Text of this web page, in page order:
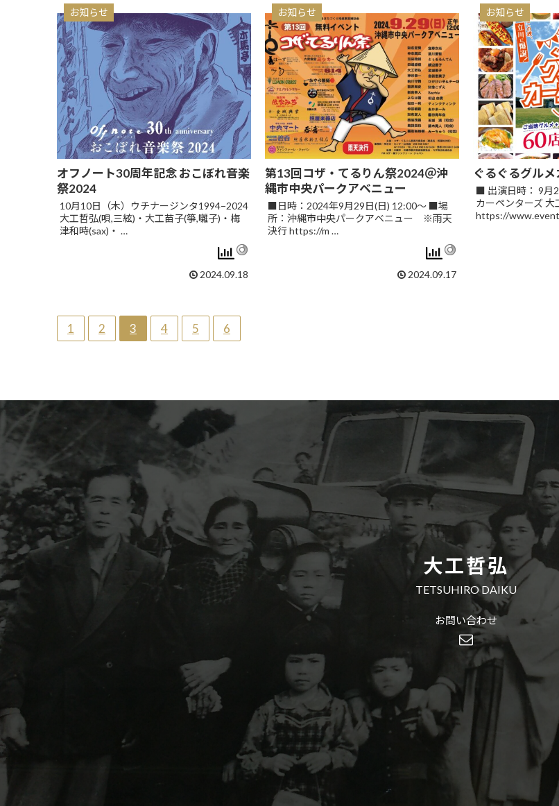
お知らせ
オフノート30周年記念 おこぼれ音楽
祭2024
10月10日（木）ウチナージンタ1994−2024
大工哲弘(唄,三絃)・大工苗子(箏,囃子)・梅
津和時(sax)・ …
2024.09.18
お知らせ
第13回コザ・てるりん祭2024＠沖
縄市中央パークアベニュー
■日時：2024年9月29日(日) 12:00〜 ■場
所：沖縄市中央パークアベニュー ※雨天
決行 https://m …
2024.09.17
お知らせ
ぐるぐるグルメ
■ 出演日時： 9月
カーペンターズ 大
https://
1 2 3 4 5 6
大工哲弘
TETSUHIRO DAIKU
お問い合わせ